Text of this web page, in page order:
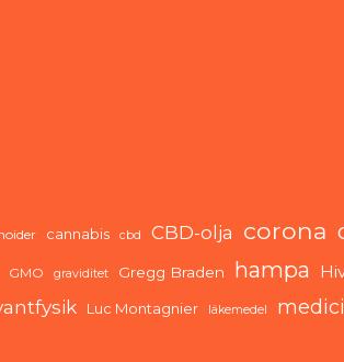
cannabis cbd CBD-olja corona
GMO graviditet Gregg Braden hampa
Luc Montagnier läkemedel